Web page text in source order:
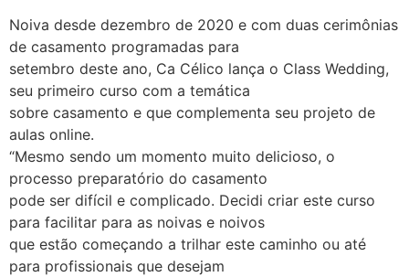
Noiva desde dezembro de 2020 e com duas cerimônias
de casamento programadas para
setembro deste ano, Ca Célico lança o Class Wedding,
seu primeiro curso com a temática
sobre casamento e que complementa seu projeto de
aulas online.
“Mesmo sendo um momento muito delicioso, o
processo preparatório do casamento
pode ser difícil e complicado. Decidi criar este curso
para facilitar para as noivas e noivos
que estão começando a trilhar este caminho ou até
para profissionais que desejam